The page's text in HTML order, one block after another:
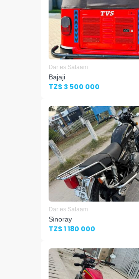
Dar es Salaam
Bajaji
TZS 3 500 000
Dar es Salaam
Sinoray
TZS 1 180 000